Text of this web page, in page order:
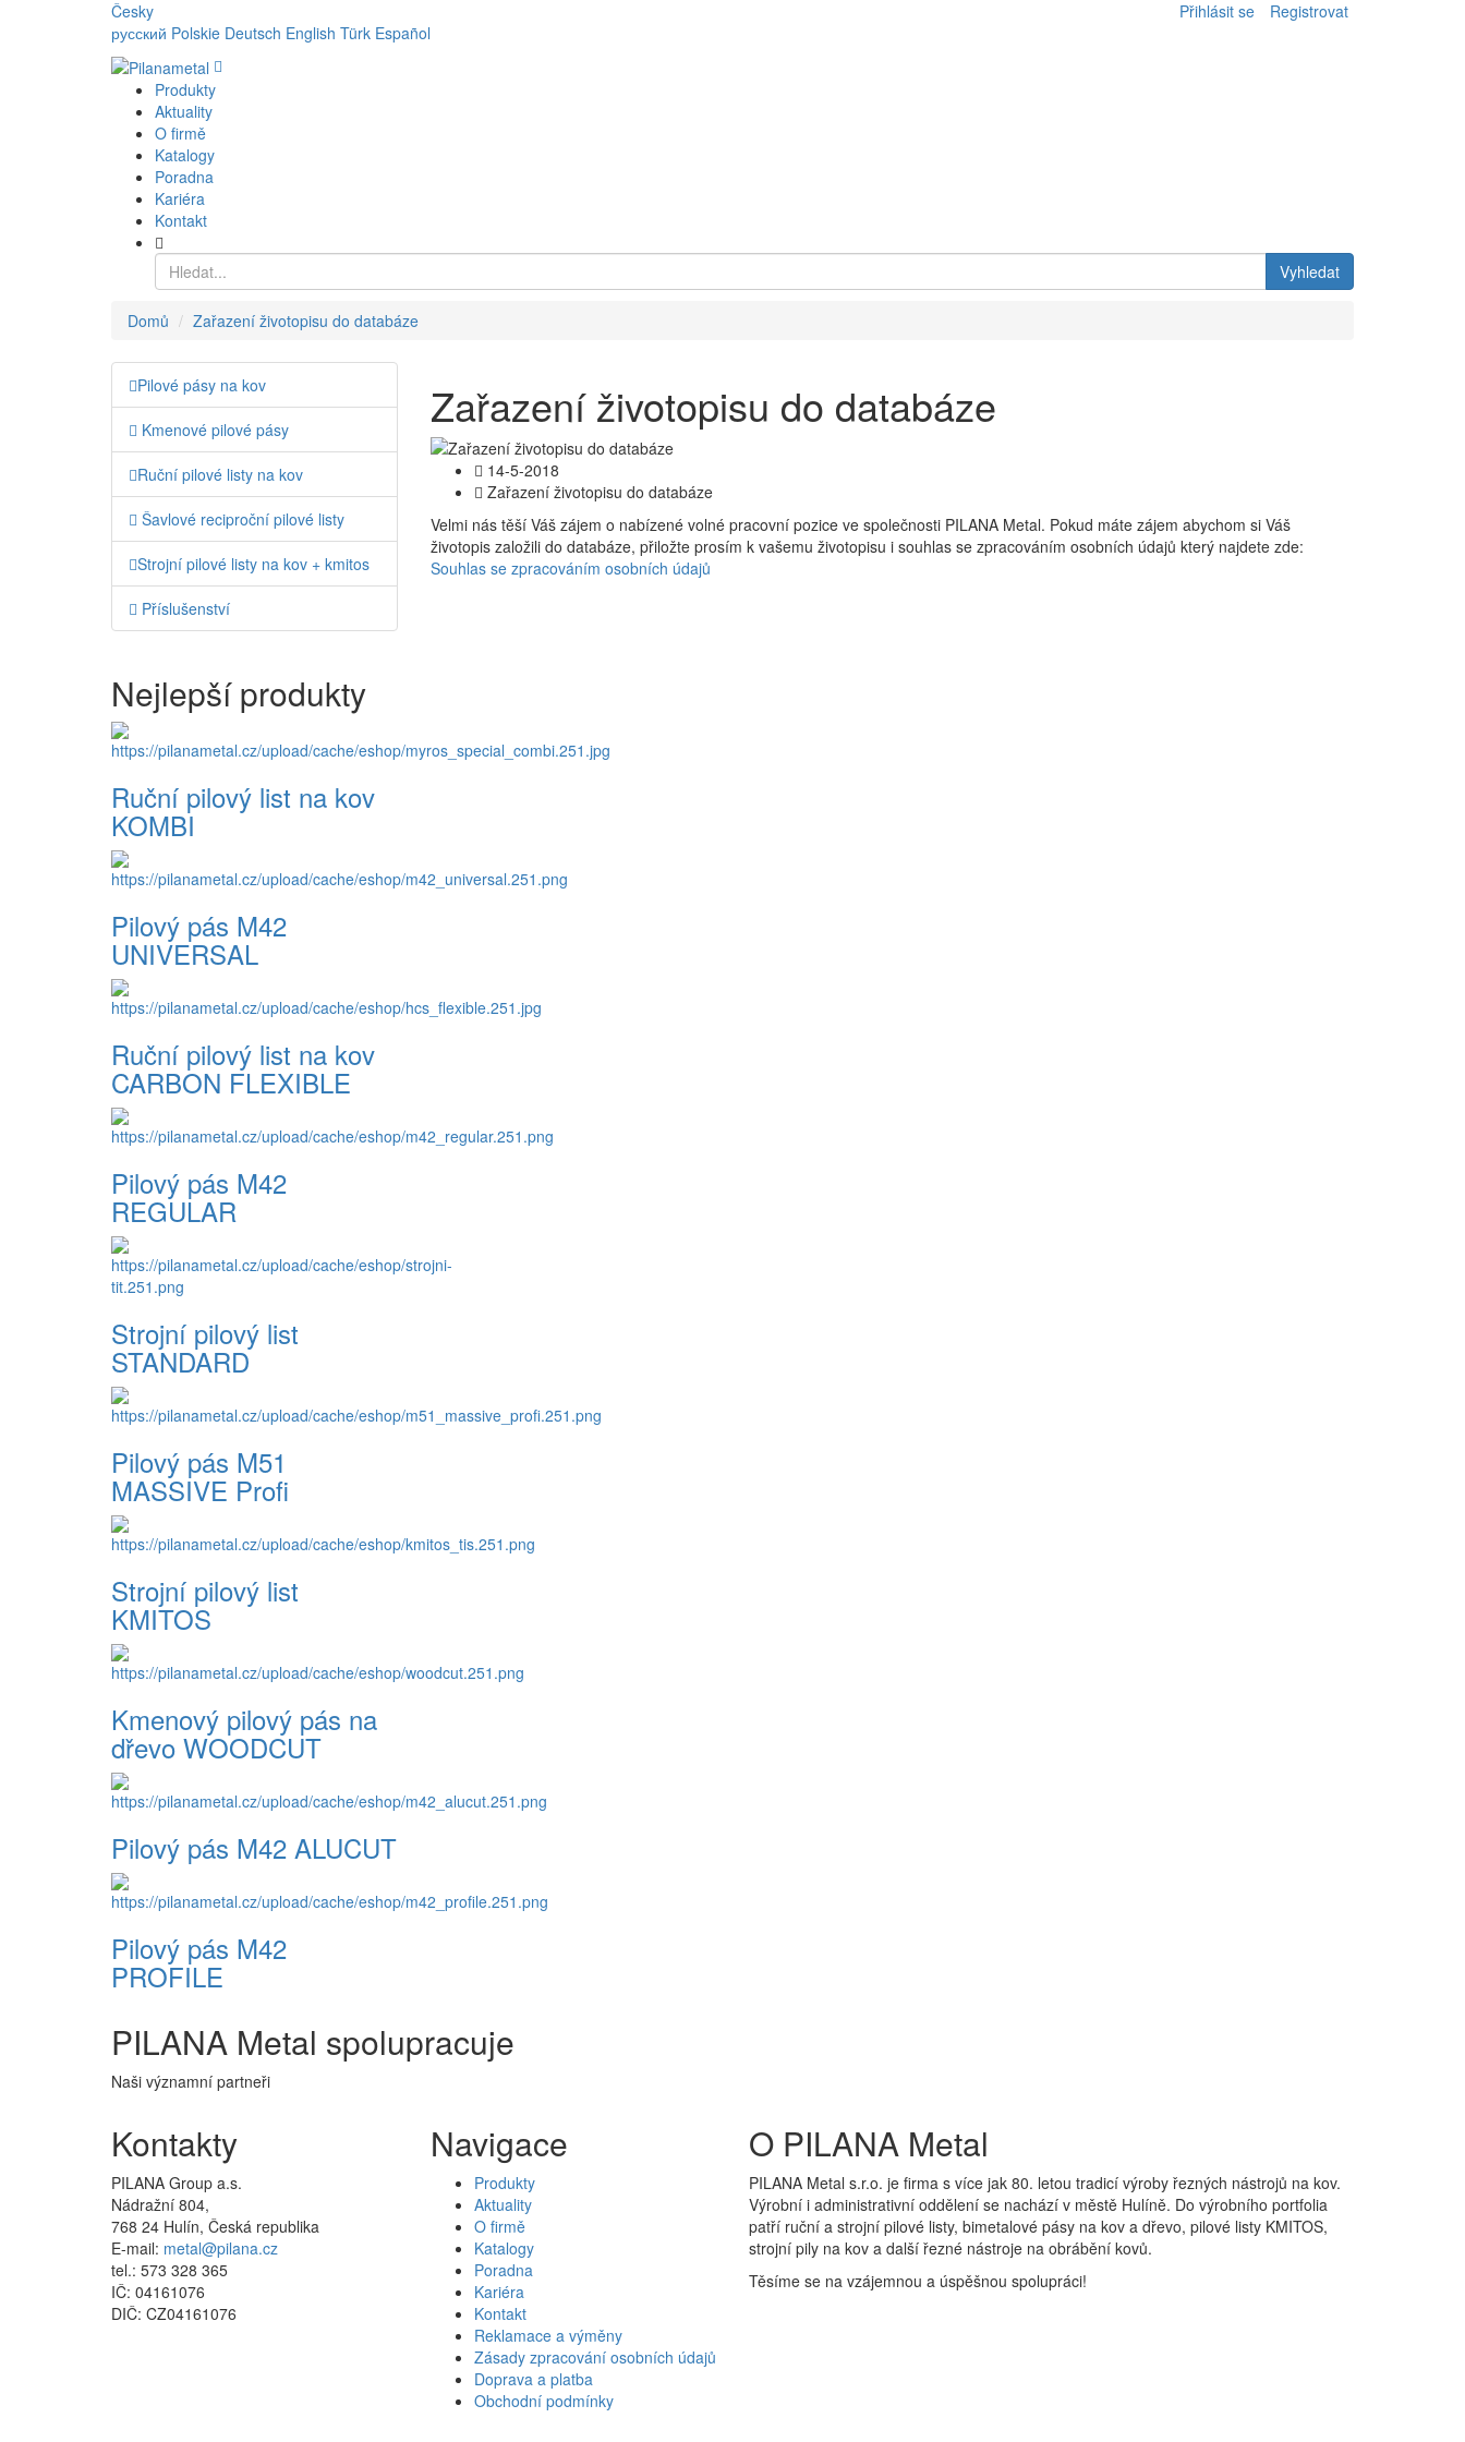
Česky
русский Polskie Deutsch English Türk Español
Přihlásit se Registrovat
Produkty
Aktuality
O firmě
Katalogy
Poradna
Kariéra
Kontakt
Vyhledat
Domů Zařazení životopisu do databáze
Pilové pásy na kov
Kmenové pilové pásy
Ruční pilové listy na kov
Šavlové reciproční pilové listy
Strojní pilové listy na kov + kmitos
Příslušenství
Nejlepší produkty
Ruční pilový list na kov
KOMBI
Pilový pás M42
UNIVERSAL
Ruční pilový list na kov
CARBON FLEXIBLE
Pilový pás M42
REGULAR
Strojní pilový list
STANDARD
Pilový pás M51
MASSIVE Profi
Strojní pilový list
KMITOS
Kmenový pilový pás na
dřevo WOODCUT
Pilový pás M42 ALUCUT
Pilový pás M42
PROFILE
Zařazení životopisu do databáze
14-5-2018
Zařazení životopisu do databáze
Velmi nás těší Váš zájem o nabízené volné pracovní pozice ve společnosti PILANA Metal. Pokud máte zájem abychom si Váš
životopis založili do databáze, přiložte prosím k vašemu životopisu i souhlas se zpracováním osobních údajů který najdete zde:
Souhlas se zpracováním osobních údajů
PILANA Metal spolupracuje
Naši významní partneři
Kontakty
PILANA Group a.s.
Nádražní 804,
768 24 Hulín, Česká republika
E-mail: metal@pilana.cz
tel.: 573 328 365
IČ: 04161076
DIČ: CZ04161076
Navigace
Produkty
Aktuality
O firmě
Katalogy
Poradna
Kariéra
Kontakt
Reklamace a výměny
Zásady zpracování osobních údajů
Doprava a platba
Obchodní podmínky
O PILANA Metal
PILANA Metal s.r.o. je firma s více jak 80. letou tradicí výroby řezných nástrojů na kov.
Výrobní i administrativní oddělení se nachází v městě Hulíně. Do výrobního portfolia
patří ruční a strojní pilové listy, bimetalové pásy na kov a dřevo, pilové listy KMITOS,
strojní pily na kov a další řezné nástroje na obrábění kovů.
Těsíme se na vzájemnou a úspěšnou spolupráci!